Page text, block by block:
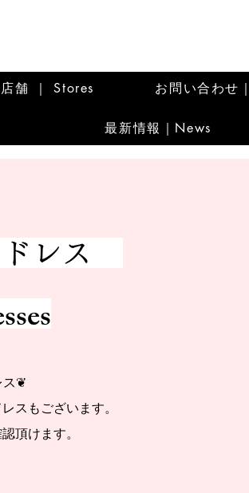
舗 ｜ Stores お問い合わせ
最新情報｜News
レス
ス❦
スもございます。
頂けます。